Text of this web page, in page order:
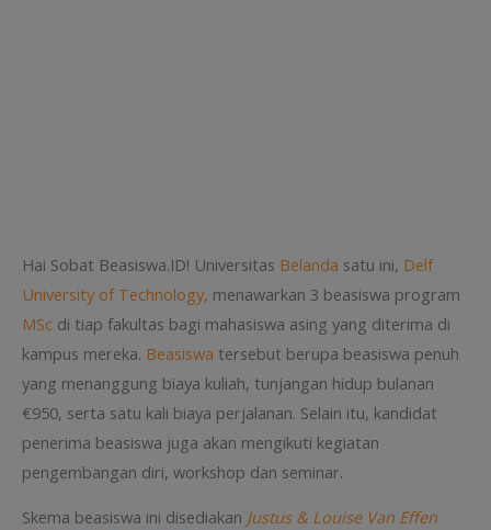
Hai Sobat Beasiswa.ID! Universitas Belanda satu ini, Delf
University of Technology, menawarkan 3 beasiswa program
MSc di tiap fakultas bagi mahasiswa asing yang diterima di
kampus mereka. Beasiswa tersebut berupa beasiswa penuh
yang menanggung biaya kuliah, tunjangan hidup bulanan
€950, serta satu kali biaya perjalanan. Selain itu, kandidat
penerima beasiswa juga akan mengikuti kegiatan
pengembangan diri, workshop dan seminar.
Skema beasiswa ini disediakan Justus & Louise Van Effen